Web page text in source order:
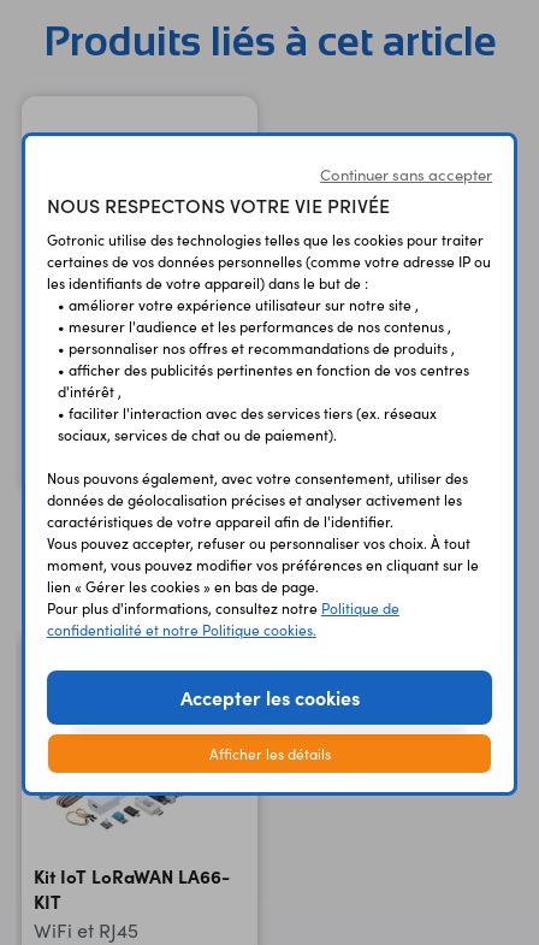
20 x cordons de prototypage F/F - 20 x cordons de
passerelle) - 1 x cordon USB Type-B (pour la
Une carte Raspberry Pi est à prévoir en fonction de
l'utilisation. Caractéristiques : Alimentation : - shield : 5 Vcc
via la carte compatible Arduino - passerelle : 5 Vcc via
l'adaptateur secteur inclus Fréquence : 868 MHz Référence
Dragino : LoRa/LoRaWAN IoT Kit V3 Besoin de quantités ?
N'hésitez pas à nous demander un devis
Produits liés à cet article
Carte Raspberry Pi 4 B -
2 GB
Version 2 GB
69,90 € TTC
Vous avez déja consulté
Kit IoT LoRaWAN LA66-
KIT
WiFi et RJ45
Continuer sans accepter
NOUS RESPECTONS VOTRE VIE PRIVÉE
Gotronic utilise des technologies telles que les cookies pour traiter
certaines de vos données personnelles (comme votre adresse IP ou
les identifiants de votre appareil) dans le but de :
• améliorer votre expérience utilisateur sur notre site ,
• mesurer l'audience et les performances de nos contenus ,
• personnaliser nos offres et recommandations de produits ,
• afficher des publicités pertinentes en fonction de vos centres
d'intérêt ,
• faciliter l'interaction avec des services tiers (ex. réseaux
sociaux, services de chat ou de paiement).
Nous pouvons également, avec votre consentement, utiliser des
données de géolocalisation précises et analyser activement les
caractéristiques de votre appareil afin de l'identifier.
Vous pouvez accepter, refuser ou personnaliser vos choix. À tout
moment, vous pouvez modifier vos préférences en cliquant sur le
lien « Gérer les cookies » en bas de page.
Pour plus d'informations, consultez notre Politique de
confidentialité et notre Politique cookies.
Accepter les cookies
Afficher les détails